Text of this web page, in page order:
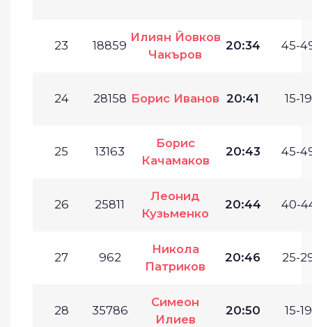
23 18859
Илиян Йовков
Чакъров
20:34 45-
24 28158 Борис Иванов 20:41 15-
25 13163
Борис
Качамаков
20:43 45-
26 25811
Леонид
Кузьменко
20:44 40-
27 962
Никола
Патриков
20:46 25-
28 35786
Симеон
Илиев
20:50 15-